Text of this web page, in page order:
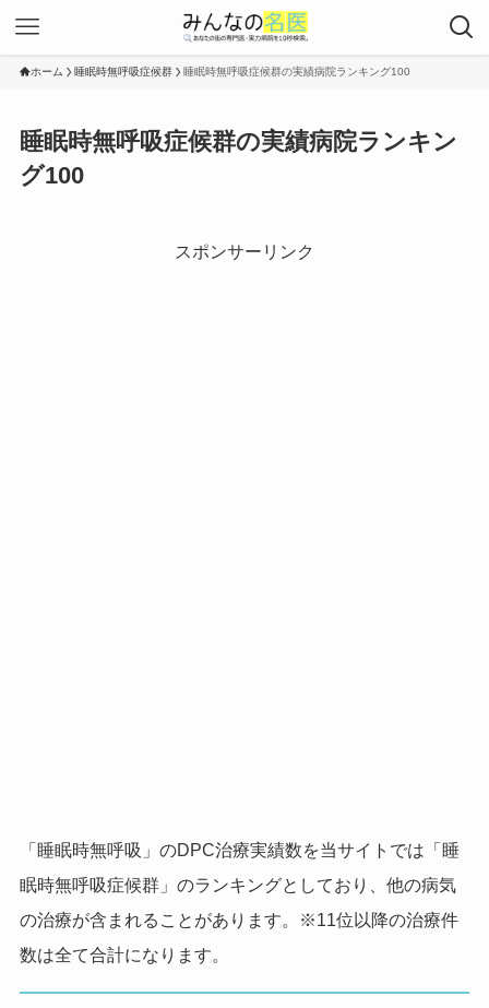
ホーム 睡眠時無呼吸症候群 睡眠時無呼吸症候群の実績病院ランキング100
睡眠時無呼吸症候群の実績病院ランキン
グ100
スポンサーリンク
「睡眠時無呼吸」のDPC治療実績数を当サイトでは「睡
眠時無呼吸症候群」のランキングとしており、他の病気
の治療が含まれることがあります。※11位以降の治療件
数は全て合計になります。